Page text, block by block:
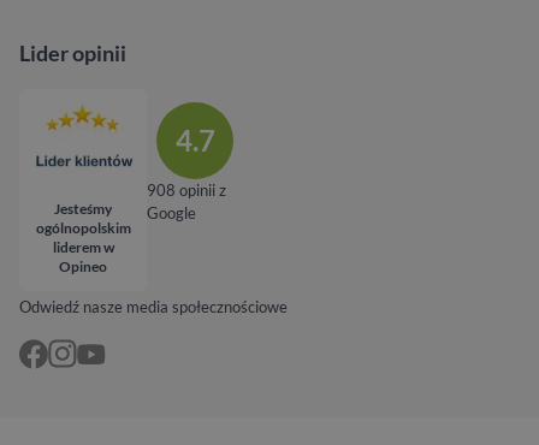
Odwiedź nasze media społecznościowe
Lider opinii
Jesteśmy
ogólnopolskim
liderem w
Opineo
4.7
908 opinii z
Google